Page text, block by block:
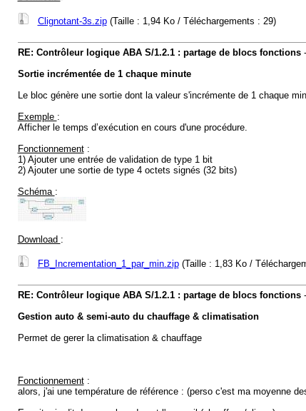
Clignotant-3s.zip(Taille : 1,94 Ko / Téléchargements : 29)
RE: Contrôleur logique ABA S/1.2.1 : partage de blocs fonctions-
Sortie incrémentée de 1 chaque minute
Le bloc génère une sortie dont la valeur s'incrémente de 1 chaque
Exemple :
Afficher le temps d’exécution en cours d'une procédure.
Fonctionnement:
1) Ajouter une entrée de validation de type 1 bit
2) Ajouter une sortie de type 4 octets signés (32 bits)
Schéma :
Download :
FB_Incrementation_1_par_min.zip(Taille : 1,83 Ko /
RE: Contrôleur logique ABA S/1.2.1 : partage de blocs fonctions-
Gestion auto & semi-auto du chauffage & climatisation
Permet de gerer la climatisation & chauffage
Fonctionnement:
alors, j'ai une température de référence : (perso c'est ma moyenne